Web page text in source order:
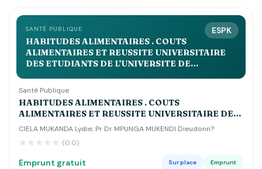
ESPK
SANTÉ PUBLIQUE
HABITUDES ALIMENTAIRES . COUTS
ALIMENTAIRES ET REUSSITE UNIVERSITAIRE
DES ETUDIANTS DE L'UNIVERSITE DE
Santé Publique
HABITUDES ALIMENTAIRES . COUTS
ALIMENTAIRES ET REUSSITE UNIVERSITAIRE DES
ETUDIANTS DE L'UNIVERSITE DE KINSHASA
CIELA MUKANDA Lydie; Pr Dr MPUNGA MUKENDI Dieudonn?
(0.0)
Emprunt gratuit Sur place Emprunt